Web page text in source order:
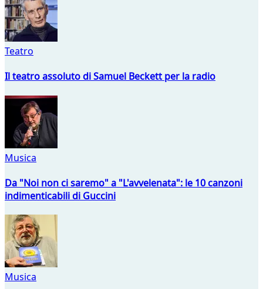
Teatro
Il teatro assoluto di Samuel Beckett per la radio
Musica
Da "Noi non ci saremo" a "L'avvelenata": le 10 canzoni
indimenticabili di Guccini
Musica